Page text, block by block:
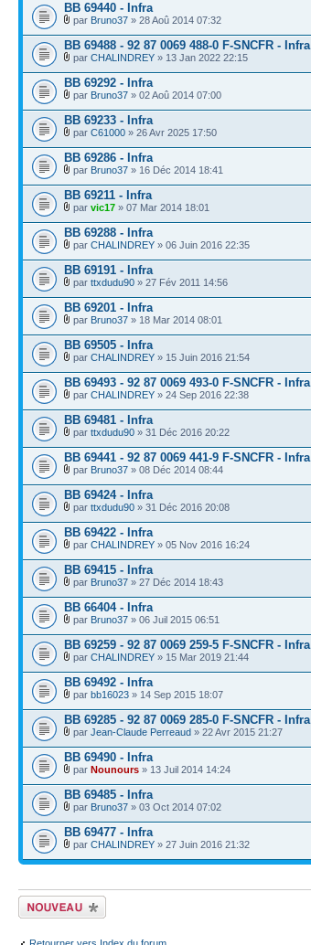
BB 69440 - Infra
par Bruno37 » 28 Aoû 2014 07:32
BB 69488 - 92 87 0069 488-0 F-SNCFR - Infra
par CHALINDREY » 13 Jan 2022 22:15
BB 69292 - Infra
par Bruno37 » 02 Aoû 2014 07:00
BB 69233 - Infra
par C61000 » 26 Avr 2025 17:50
BB 69286 - Infra
par Bruno37 » 16 Déc 2014 18:41
BB 69211 - Infra
par vic17 » 07 Mar 2014 18:01
BB 69288 - Infra
par CHALINDREY » 06 Juin 2016 22:35
BB 69191 - Infra
par ttxdudu90 » 27 Fév 2011 14:56
BB 69201 - Infra
par Bruno37 » 18 Mar 2014 08:01
BB 69505 - Infra
par CHALINDREY » 15 Juin 2016 21:54
BB 69493 - 92 87 0069 493-0 F-SNCFR - Infra
par CHALINDREY » 24 Sep 2016 22:38
BB 69481 - Infra
par ttxdudu90 » 31 Déc 2016 20:22
BB 69441 - 92 87 0069 441-9 F-SNCFR - Infra
par Bruno37 » 08 Déc 2014 08:44
BB 69424 - Infra
par ttxdudu90 » 31 Déc 2016 20:08
BB 69422 - Infra
par CHALINDREY » 05 Nov 2016 16:24
BB 69415 - Infra
par Bruno37 » 27 Déc 2014 18:43
BB 66404 - Infra
par Bruno37 » 06 Juil 2015 06:51
BB 69259 - 92 87 0069 259-5 F-SNCFR - Infra
par CHALINDREY » 15 Mar 2019 21:44
BB 69492 - Infra
par bb16023 » 14 Sep 2015 18:07
BB 69285 - 92 87 0069 285-0 F-SNCFR - Infra
par Jean-Claude Perreaud » 22 Avr 2015 21:27
BB 69490 - Infra
par Nounours » 13 Juil 2014 14:24
BB 69485 - Infra
par Bruno37 » 03 Oct 2014 07:02
BB 69477 - Infra
par CHALINDREY » 27 Juin 2016 21:32
Écrire un nouveau
sujet
Retourner vers Index du forum